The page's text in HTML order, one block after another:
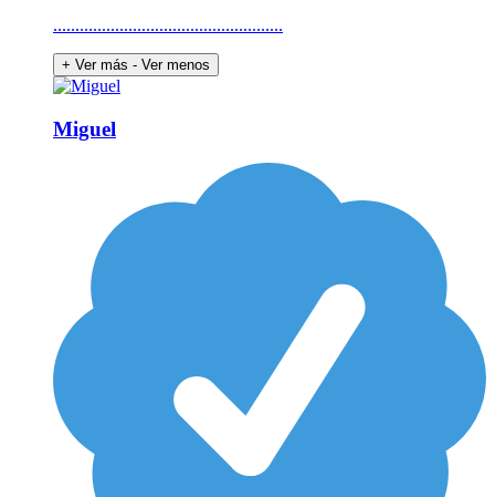
....................................................
+ Ver más - Ver menos
Miguel